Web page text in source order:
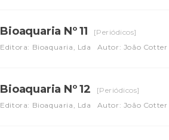
Bioaquaria Nº 11
[Periódicos]
Editora: Bioaquaria, Lda
Autor: João Cotter
Bioaquaria Nº 12
[Periódicos]
Editora: Bioaquaria, Lda
Autor: João Cotter